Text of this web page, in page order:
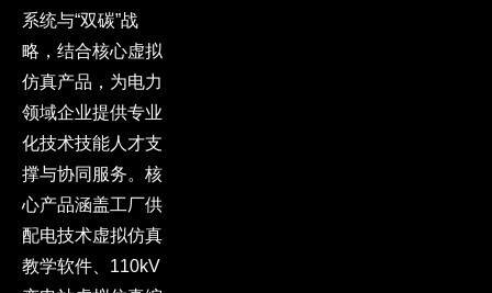
系统与“双碳”战
略，结合核心虚拟
仿真产品，为电力
领域企业提供专业
化技术技能人才支
撑与协同服务。核
心产品涵盖工厂供
配电技术虚拟仿真
教学软件、110kV